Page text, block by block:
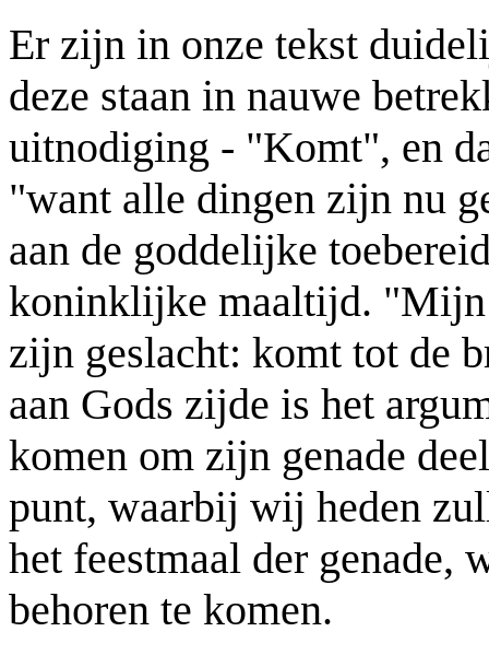
Er zijn in onze tekst
deze staan in nauwe
uitnodiging - "Komt", en
"want alle dingen zijn nu
aan de goddelijke
koninklijke maaltijd. "Mijn
zijn geslacht: komt tot de
aan Gods zijde is het
komen om zijn genade
punt, waarbij wij heden
het feestmaal der genade,
behoren te komen.